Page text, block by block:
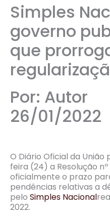
Simples
governo
que
Por: Autor
26/01/2022
O Diário Oficial da
feira (24) a Resolução
oficialmente o prazo
pendências relativas a
pelo Simples Nacional
2022.